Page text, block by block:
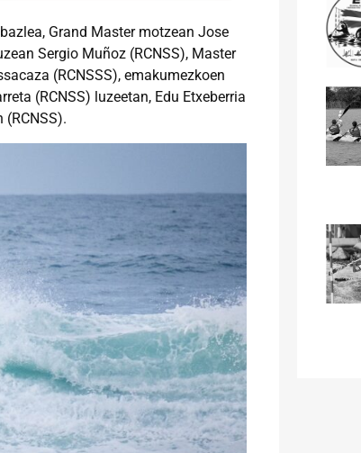
Grand Master motzean Jose
Sergio Muñoz (RCNSS), Master
(RCNSSS), emakumezkoen
(RCNSS) luzeetan, Edu Etxeberria